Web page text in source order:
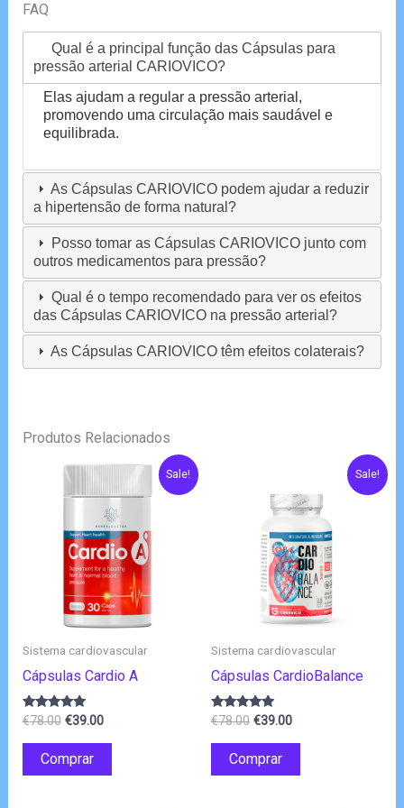
FAQ
Qual é a principal função das Cápsulas para
pressão arterial CARIOVICO?
Elas ajudam a regular a pressão arterial,
promovendo uma circulação mais saudável e
equilibrada.
As Cápsulas CARIOVICO podem ajudar a reduzir
a hipertensão de forma natural?
Posso tomar as Cápsulas CARIOVICO junto com
outros medicamentos para pressão?
Qual é o tempo recomendado para ver os efeitos
das Cápsulas CARIOVICO na pressão arterial?
As Cápsulas CARIOVICO têm efeitos colaterais?
Produtos Relacionados
Sale!
Sistema cardiovascular
Cápsulas Cardio A
Avaliação
de 5
€78.00 O
original
era:
€39.00O
Comprar
Sale!
Sistema cardiovascular
Cápsulas CardioBalance
Avaliação
de 5
€78.00 O
original
era:
€39.00O
Comprar